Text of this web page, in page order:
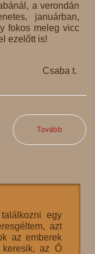
a verondán
januárban,
fokos meleg vicc
ezelőtt is!
Csaba t.
Tovább
egy
azt
az emberek
keresik, az Ő